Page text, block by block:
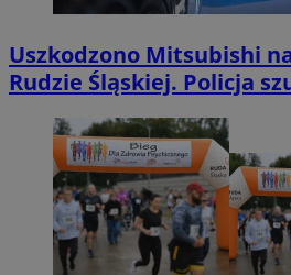
Uszkodzono Mitsubishi
Rudzie Śląskiej. Policja